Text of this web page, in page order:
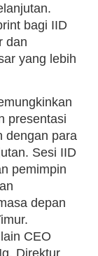
bagi IID
dan
yang lebih
presentasi
dengan para
Sesi IID
pemimpin
depan
CEO